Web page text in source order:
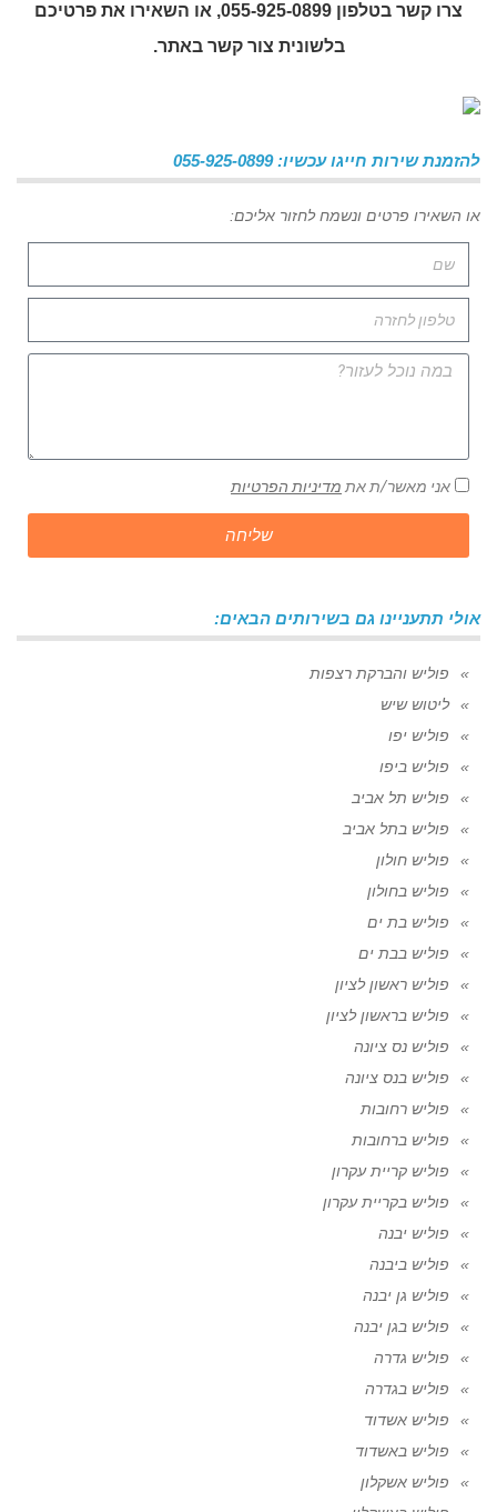
צרו קשר בטלפון 055-925-0899, או השאירו את פרטיכם
בלשונית צור קשר באתר.
להזמנת שירות חייגו עכשיו: 055-925-0899
או השאירו פרטים ונשמח לחזור אליכם:
אני מאשר/ת את מדיניות הפרטיות
שליחה
אולי תתעניינו גם בשירותים הבאים:
פוליש והברקת רצפות
ליטוש שיש
פוליש יפו
פוליש ביפו
פוליש תל אביב
פוליש בתל אביב
פוליש חולון
פוליש בחולון
פוליש בת ים
פוליש בבת ים
פוליש ראשון לציון
פוליש בראשון לציון
פוליש נס ציונה
פוליש בנס ציונה
פוליש רחובות
פוליש ברחובות
פוליש קריית עקרון
פוליש בקריית עקרון
פוליש יבנה
פוליש ביבנה
פוליש גן יבנה
פוליש בגן יבנה
פוליש גדרה
פוליש בגדרה
פוליש אשדוד
פוליש באשדוד
פוליש אשקלון